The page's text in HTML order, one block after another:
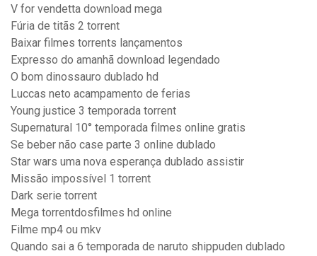
V for vendetta download mega
Fúria de titãs 2 torrent
Baixar filmes torrents lançamentos
Expresso do amanhã download legendado
O bom dinossauro dublado hd
Luccas neto acampamento de ferias
Young justice 3 temporada torrent
Supernatural 10° temporada filmes online gratis
Se beber não case parte 3 online dublado
Star wars uma nova esperança dublado assistir
Missão impossível 1 torrent
Dark serie torrent
Mega torrentdosfilmes hd online
Filme mp4 ou mkv
Quando sai a 6 temporada de naruto shippuden dublado